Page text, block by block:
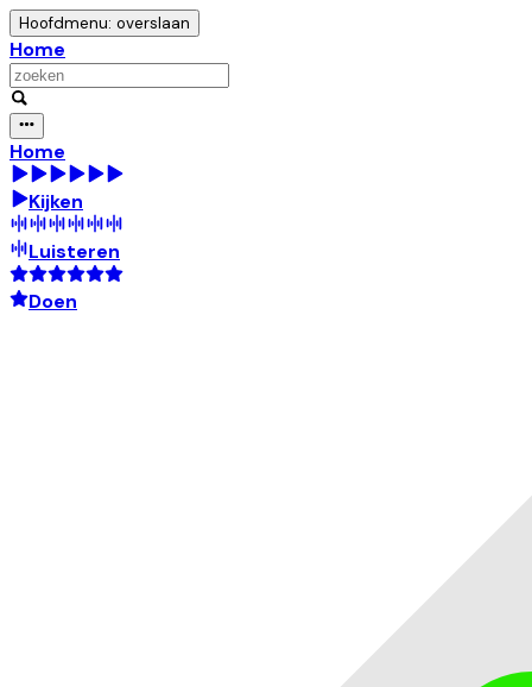
Hoofdmenu: overslaan
Home
Home
Kijken
Luisteren
Doen